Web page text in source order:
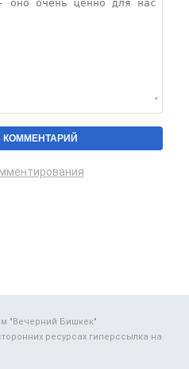
"Вечерний Бишкек"
ресурсах гиперссылка на